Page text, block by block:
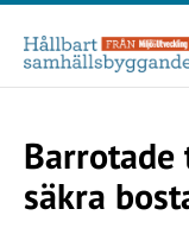
Barrotade
säkra